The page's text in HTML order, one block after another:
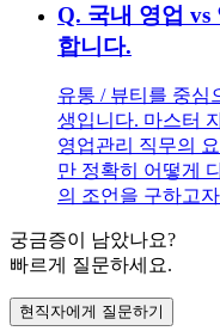
Q. 국내 영업 vs
합니다.
유통 / 뷰티를 중심
생입니다. 마스터
영업관리 직무의
만 정확히 어떻게
의 조언을 구하고
궁금증이 남았나요?
빠르게 질문하세요.
현직자에게 질문하기